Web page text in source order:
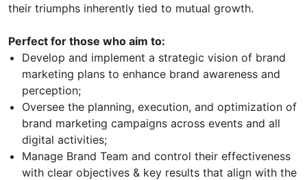
their triumphs inherently tied to mutual growth.
Perfect for those who aim to:
Develop and implement a strategic vision of brand
marketing plans to enhance brand awareness and
perception;
Oversee the planning, execution, and optimization of
brand marketing campaigns across events and all
digital activities;
Manage Brand Team and control their effectiveness
with clear objectives & key results that align with the